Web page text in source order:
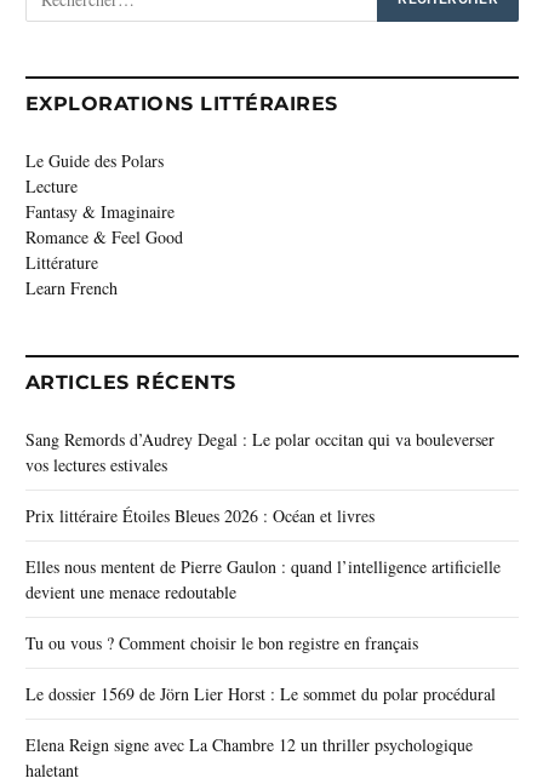
EXPLORATIONS LITTÉRAIRES
Le Guide des Polars
Lecture
Fantasy & Imaginaire
Romance & Feel Good
Littérature
Learn French
ARTICLES RÉCENTS
Sang Remords d’Audrey Degal : Le polar occitan qui va bouleverser
vos lectures estivales
Prix littéraire Étoiles Bleues 2026 : Océan et livres
Elles nous mentent de Pierre Gaulon : quand l’intelligence artificielle
devient une menace redoutable
Tu ou vous ? Comment choisir le bon registre en français
Le dossier 1569 de Jörn Lier Horst : Le sommet du polar procédural
Elena Reign signe avec La Chambre 12 un thriller psychologique
haletant